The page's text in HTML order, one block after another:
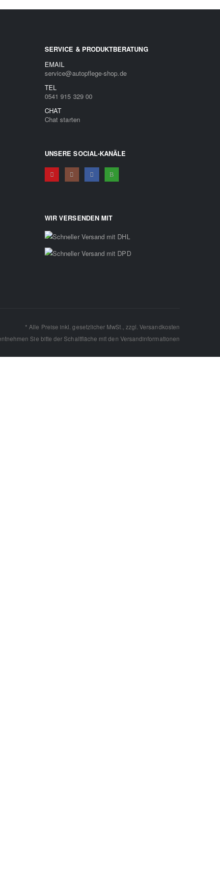
SERVICE & PRODUKTBERATUNG
EMAIL
service@autopflege-shop.de
TEL
0541 915 329 00
CHAT
Chat starten
UNSERE SOCIAL-KANÄLE
WIR VERSENDEN MIT
* Alle Preise inkl. gesetzlicher MwSt., zzgl.Versandkosten
Sie bitte der Schaltfläche mit den Versandinformationen